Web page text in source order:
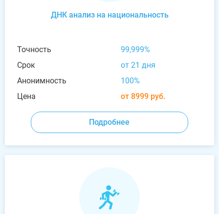
ДНК анализ на национальность
Точность
99,999%
Срок
от 21 дня
Анонимность
100%
Цена
от 8999 руб.
Подробнее